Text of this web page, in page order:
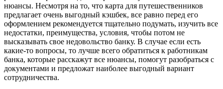
нюансы. Несмотря на то, что карта для путешественников
предлагает очень выгодный кэшбек, все равно перед его
оформлением рекомендуется тщательно подумать, изучить все
недостатки, преимущества, условия, чтобы потом не
высказывать свое недовольство банку. В случае если есть
какие-то вопросы, то лучше всего обратиться к работникам
банка, которые расскажут все нюансы, помогут разобраться с
документами и предложат наиболее выгодный вариант
сотрудничества.